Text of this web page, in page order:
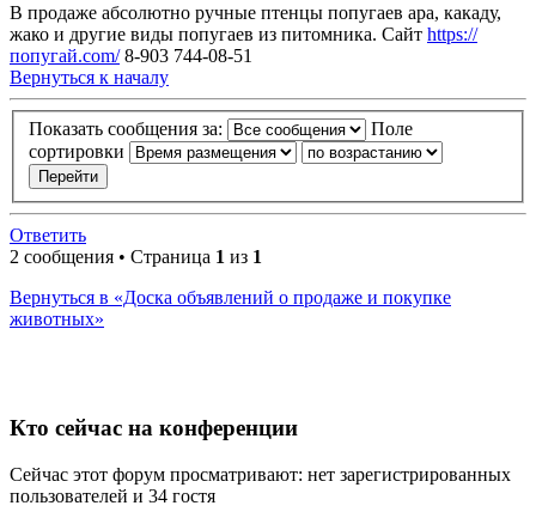
В продаже абсолютно ручные птенцы попугаев ара, какаду,
жако и другие виды попугаев из питомника. Сайт https://
попугай.com/8-903 744-08-51
Вернуться к началу
Показать сообщения за:
Поле
сортировки
Ответить
2 сообщения • Страница 1 из 1
Вернуться в «Доска объявлений о продаже и покупке
животных»
Кто сейчас на конференции
Сейчас этот форум просматривают: нет зарегистрированных
пользователей и 34 гостя